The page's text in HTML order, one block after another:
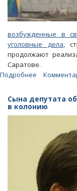
возбужденные в
уголовные дела,
продолжают
Саратове.
Подробнее
Квартиры
в
домах
продавать
Сына депутата
в колонию